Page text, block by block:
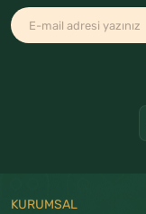
KURUMSAL